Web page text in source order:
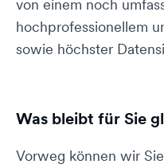
von einem noch
hochprofessionellem
sowie höchster
Was bleibt für Sie
Vorweg können wir